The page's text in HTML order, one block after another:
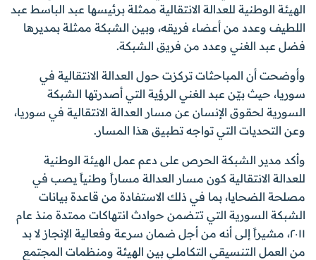
الهيئة الوطنية للعدالة الانتقالية ممثلة برئيسها عبد الباسط عبد
اللطيف وعدد من أعضاء فريقه، وبين الشبكة ممثلة بمديرها
فضل عبد الغني وعدد من فريق الشبكة.
وأوضحت أن المباحثات تركزت حول العدالة الانتقالية في
سوريا، حيث بيّن عبد الغني الرؤية التي أصدرتها الشبكة
السورية لحقوق الإنسان عن مسار العدالة الانتقالية في سوريا،
وعن التحديات التي تواجه تطبيق هذا المسار.
وأكد مدير الشبكة الحرص على دعم عمل الهيئة الوطنية
للعدالة الانتقالية كون مسار العدالة مساراً وطنياً يصب في
مصلحة الضحايا، بما في ذلك الاستفادة من قاعدة بيانات
الشبكة السورية التي تتضمن حوادث انتهاكات ممتدة منذ عام
٢٠١١، مشيراً إلى أنه من أجل ضمان سرعة وفعالية الإنجاز لا بد
من العمل التنسيقي التكاملي بين الهيئة ومنظمات المجتمع